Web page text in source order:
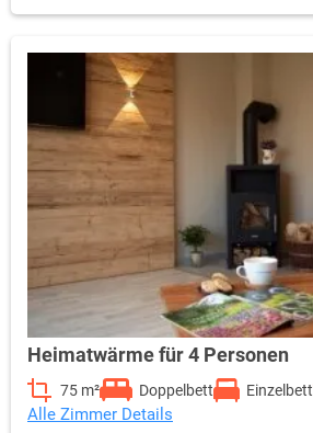
Heimatwärme für 4 Personen
75 m² Doppelbett Einzelbett
Alle Zimmer Details